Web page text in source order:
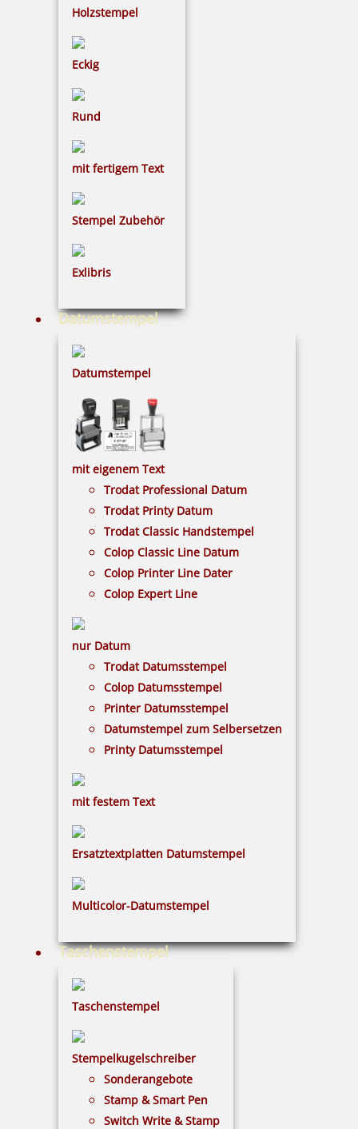
Holzstempel
Eckig
Rund
mit fertigem Text
Stempel Zubehör
Exlibris
Datumstempel
Datumstempel
mit eigenem Text
Trodat Professional Datum
Trodat Printy Datum
Trodat Classic Handstempel
Colop Classic Line Datum
Colop Printer Line Dater
Colop Expert Line
nur Datum
Trodat Datumsstempel
Colop Datumsstempel
Printer Datumsstempel
Datumstempel zum Selbersetzen
Printy Datumsstempel
mit festem Text
Ersatztextplatten Datumstempel
Multicolor-Datumstempel
Taschenstempel
Taschenstempel
Stempelkugelschreiber
Sonderangebote
Stamp & Smart Pen
Switch Write & Stamp
Spezial-Stempelkissen
122 Artikel in der Kategorie
Trodat 9051 Stempelkissen 90x50 mm
Trodat 9051M Stempelkissen Metalldeckel 90 x 50 mm
Trodat 9052 Stempelkissen 110x70 mm
4,51 €
Bestellen
Trodat 9053 Stempelkissen 160 x 90 mm Kunststoff